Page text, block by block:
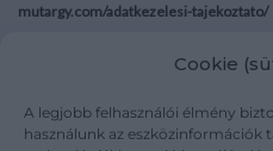
Cookie
A legjobb felhasználói élmény
használunk az eszközinformációk
mutargy.com/adatkezelesi-tajekoztato/
Karrier